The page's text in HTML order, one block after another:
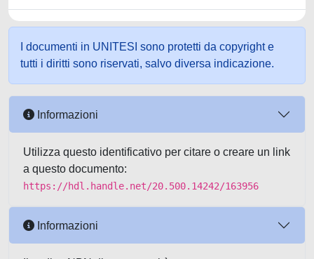
I documenti in UNITESI sono protetti da copyright e
tutti i diritti sono riservati, salvo diversa indicazione.
Informazioni
Utilizza questo identificativo per citare o creare un link
a questo documento:
https://hdl.handle.net/20.500.14242/163956
Informazioni